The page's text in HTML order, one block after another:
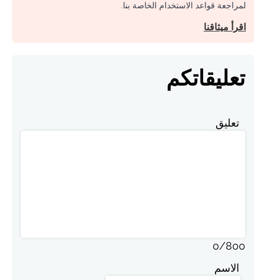
لمراجعة قواعد الاستخدام الخاصة بنا.
اقرأ ميثاقنا
تعليقاتكم
تعليق
0/800
الاسم